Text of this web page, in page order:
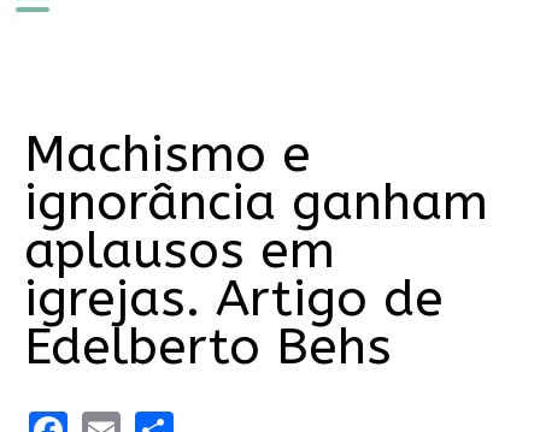
Machismo e
ignorância ganham
aplausos em
igrejas. Artigo de
Edelberto Behs